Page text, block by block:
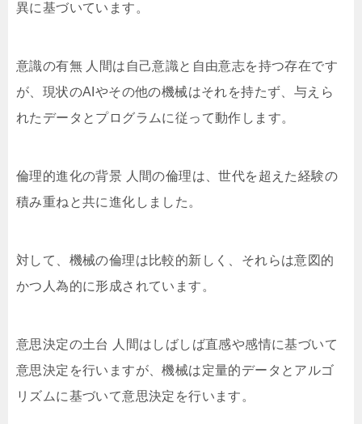
異に基づいています。
意識の有無 人間は自己意識と自由意志を持つ存在です
が、現状のAIやその他の機械はそれを持たず、与えら
れたデータとプログラムに従って動作します。
倫理的進化の背景 人間の倫理は、世代を超えた経験の
積み重ねと共に進化しました。
対して、機械の倫理は比較的新しく、それらは意図的
かつ人為的に形成されています。
意思決定の土台 人間はしばしば直感や感情に基づいて
意思決定を行いますが、機械は定量的データとアルゴ
リズムに基づいて意思決定を行います。